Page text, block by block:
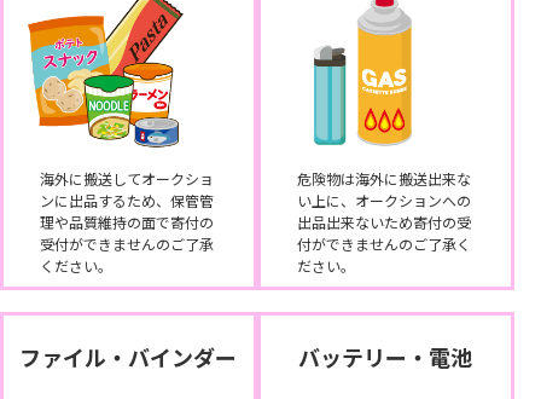
海外に搬送してオークショ
ンに出品するため、保管管
理や品質維持の面で寄付の
受付ができませんのご了承
ください。
危険物は海外に搬送出来な
い上に、オークションへの
出品出来ないため寄付の受
付ができませんのご了承く
ださい。
ファイル・バインダー バッテリー・電池